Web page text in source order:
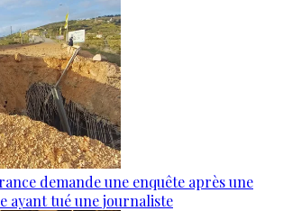
demande une enquête après une
ayant tué une journaliste